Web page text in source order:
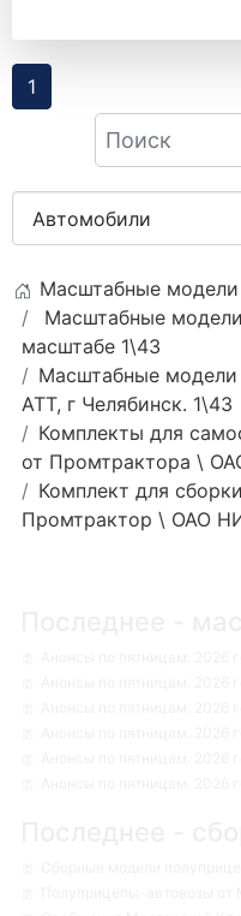
1
Масштабные модели
Масштабные
масштабе 1\43
Масштабные
АТТ, г Челябинск. 1\43
Комплекты для
от Промтрактора \
Комплект для
Промтрактор \ ОАО